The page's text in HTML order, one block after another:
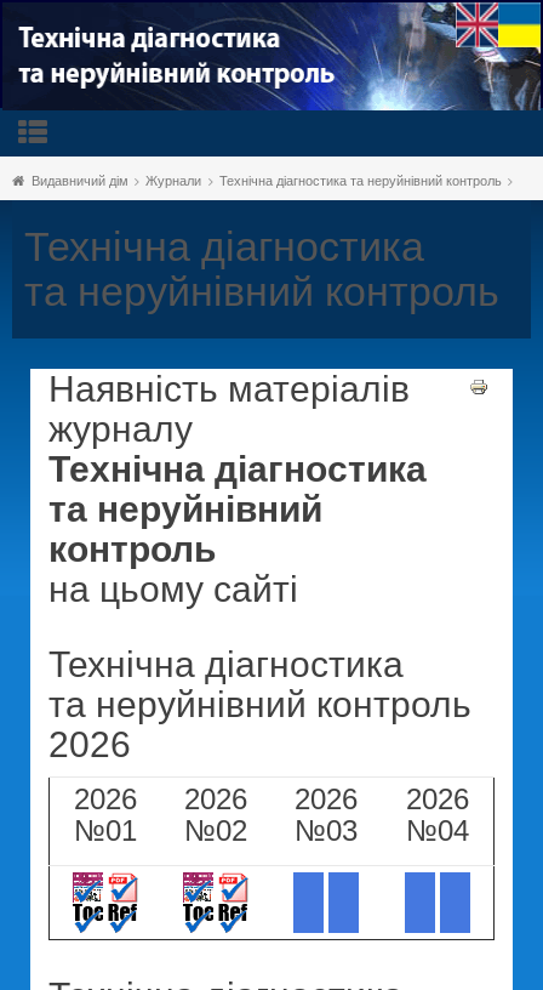
Видавничий дім Журнали Технічна діагностика та неруйнівний контроль
Технічна діагностика
та неруйнівний контроль
Наявність матеріалів
журналу
Технічна діагностика
та неруйнівний
контроль
на цьому сайті
Технічна діагностика
та неруйнівний контроль
2026
2026
№01
2026
№02
2026
№03
2026
№04